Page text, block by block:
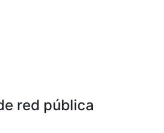
red pública